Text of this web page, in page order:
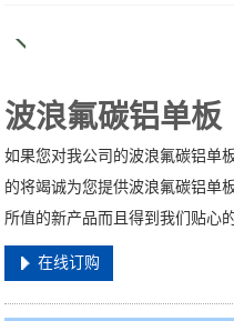
波浪氟碳铝单板
如果您对我公司的波浪氟碳铝单
的将竭诚为您提供波浪氟碳铝单
所值的新产品而且得到我们贴心
在线订购